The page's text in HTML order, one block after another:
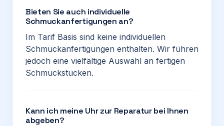
Bieten Sie auch individuelle
Schmuckanfertigungen an?
Im Tarif Basis sind keine individuellen
Schmuckanfertigungen enthalten. Wir führen
jedoch eine vielfältige Auswahl an fertigen
Schmuckstücken.
Kann ich meine Uhr zur Reparatur bei Ihnen
abgeben?